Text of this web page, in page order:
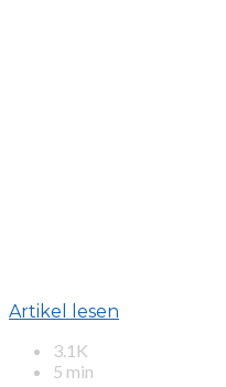
Artikel lesen
3.1K
5 min